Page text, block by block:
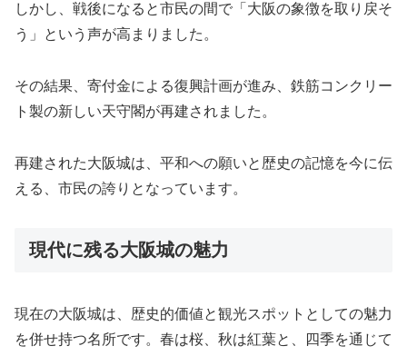
しかし、戦後になると市民の間で「大阪の象徴を取り戻そ
う」という声が高まりました。
その結果、寄付金による復興計画が進み、鉄筋コンクリー
ト製の新しい天守閣が再建されました。
再建された大阪城は、平和への願いと歴史の記憶を今に伝
える、市民の誇りとなっています。
現代に残る大阪城の魅力
現在の大阪城は、歴史的価値と観光スポットとしての魅力
を併せ持つ名所です。春は桜、秋は紅葉と、四季を通じて